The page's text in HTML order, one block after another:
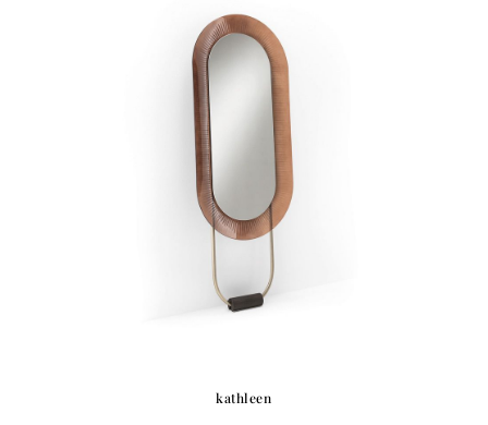
kathleen